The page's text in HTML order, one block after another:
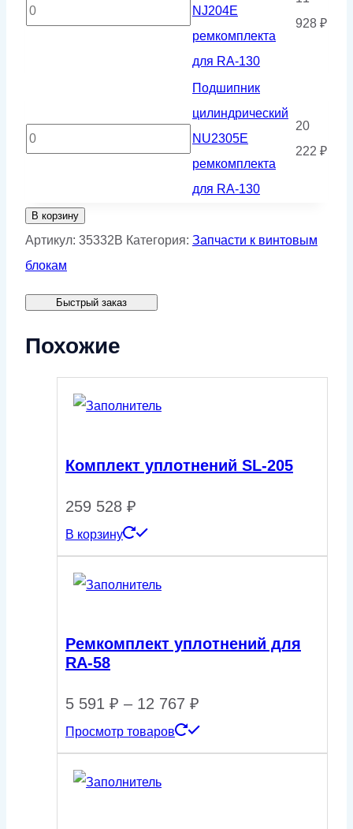
ремкомплекта
Количество
ремкомплекта
130
NJ204E
ремкомплекта
для RA-130
928 ₽
Количество
цилиндрический
NU2305E
ремкомплекта
RA-
130
Подшипник
цилиндрический
NU2305E
ремкомплекта
для RA-130
20
222 ₽
В корзину
Артикул: 35332В Категория: Запчасти к винтовым
блокам
Быстрый заказ
Похожие
Комплект уплотнений SL-205
259 528 ₽
В корзину
Ремкомплект уплотнений для
RA-58
5 591 ₽ – 12 767 ₽
Просмотр товаров